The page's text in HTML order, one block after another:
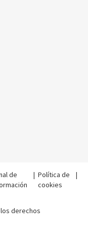
de
| Política de
cookies
|
derechos